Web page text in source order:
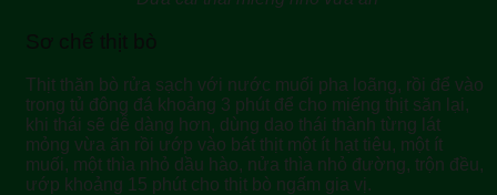
Sơ chế thịt bò
Thịt thăn bò rửa sạch với nước muối pha loãng, rồi để vào
trong tủ đông đá khoảng 3 phút để cho miếng thịt săn lại,
khi thái sẽ dễ dàng hơn, dùng dao thái thành từng lát
mỏng vừa ăn rồi ướp vào bát thịt một ít hạt tiêu, một ít
muối, một thìa nhỏ dầu hào, nửa thìa nhỏ đường, trộn đều,
ướp khoảng 15 phút cho thịt bò ngấm gia vị.